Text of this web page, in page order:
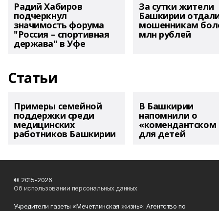
Радий Хабиров
подчеркнул
значимость форума
"Россия – спортивная
держава" в Уфе
За сутки жители
Башкирии
мошенникам
млн рублей
Статьи
Примеры семейной
поддержки среди
медицинских
работников Башкирии
В Башкирии
напомнили о
«комендантском
для детей
© 2015-2026
Об использовании персональных данных
Учредители газеты «Мечетлинская жизнь»: Агентство по